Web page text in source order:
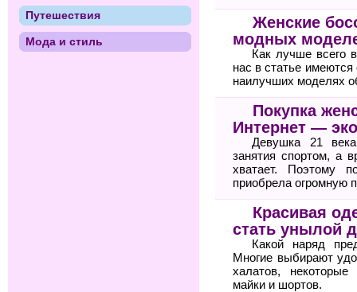
Женские
модных
Как лучше всего
нас в статье
наилучших моделях
Покупка
Интернет —
Девушка 21
занятия спортом, а
хватает. Поэтому
приобрела огромную
Красивая
стать унылой
Какой наряд
Многие выбирают
халатов,
майки и шортов.
Путешествия
Мода и стиль